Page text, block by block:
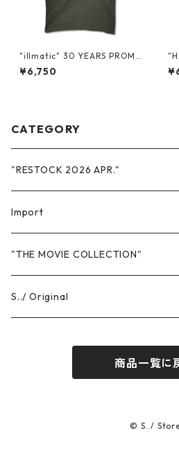
"illmatic" 30 YEARS PROMO
S/S TEE
¥6,750
CATEGORY
"RESTOCK 2026 APR."
Import
Sweat
Hoodie
T-Shits
"THE MOVIE COLLECTION"
S../ Original
商品一覧に
© S../